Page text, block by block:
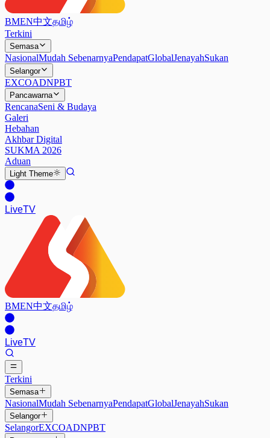
BMEN中文தமிழ்
Terkini
Semasa
NasionalMudah SebenarnyaPendapatGlobalJenayahSukan
Selangor
EXCOADNPBT
Pancawarna
RencanaSeni & Budaya
Galeri
Hebahan
Akhbar Digital
SUKMA 2026
Aduan
Light Theme
LiveTV
BMEN中文தமிழ்
LiveTV
Terkini
Semasa
NasionalMudah SebenarnyaPendapatGlobalJenayahSukan
Selangor
SelangorEXCOADNPBT